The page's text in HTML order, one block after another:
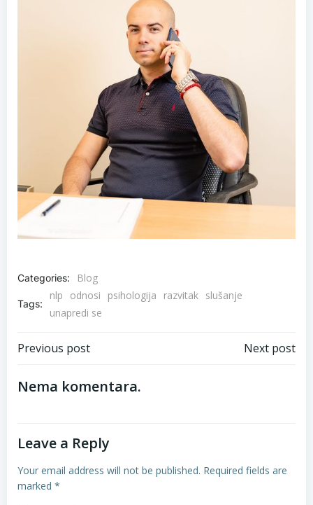
Categories: Blog
Tags:
nlp odnosi psihologija razvitak slušanje
unapredi se
Post
navigation
Previous post Next post
Nema komentara.
Leave a Reply
Your email address will not be published. Required fields are
marked *